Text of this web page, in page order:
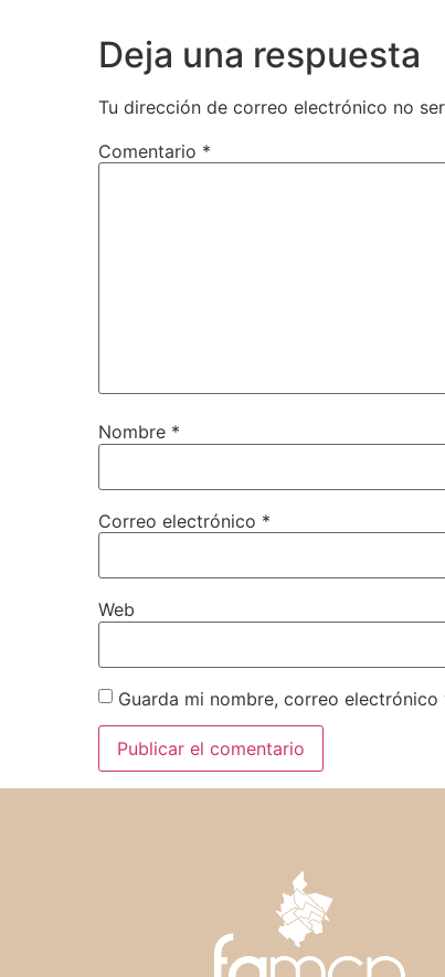
Deja una respuesta
Tu dirección de correo electrónico no
Comentario *
Nombre *
Correo electrónico *
Web
Guarda mi nombre, correo